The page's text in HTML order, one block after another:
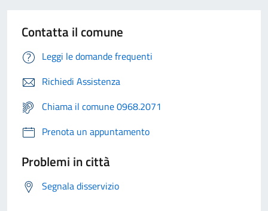
Contatta il comune
Leggi le domande frequenti
Richiedi Assistenza
Chiama il comune 0968.2071
Prenota un appuntamento
Problemi in città
Segnala disservizio